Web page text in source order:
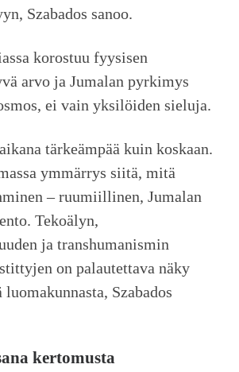
Szabados sanoo.
korostuu fyysisen
arvo ja Jumalan pyrkimys
ei vain yksilöiden sieluja.
tärkeämpää kuin koskaan.
ymmärrys siitä, mitä
– ruumiillinen, Jumalan
Tekoälyn,
ja transhumanismin
on palautettava näky
Szabados
kertomusta